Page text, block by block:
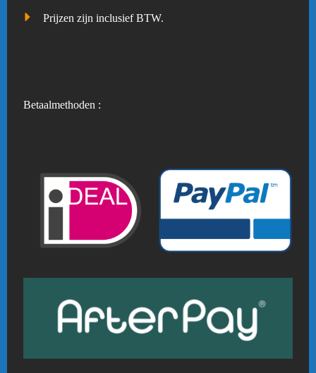
Prijzen zijn inclusief BTW.
Betaalmethoden :